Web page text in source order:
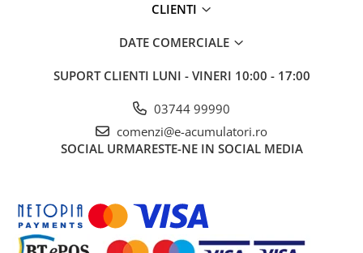
CLIENTI
DATE COMERCIALE
SUPORT CLIENTI LUNI - VINERI 10:00 - 17:00
03744 99990
comenzi@e-acumulatori.ro
SOCIAL URMARESTE-NE IN SOCIAL MEDIA